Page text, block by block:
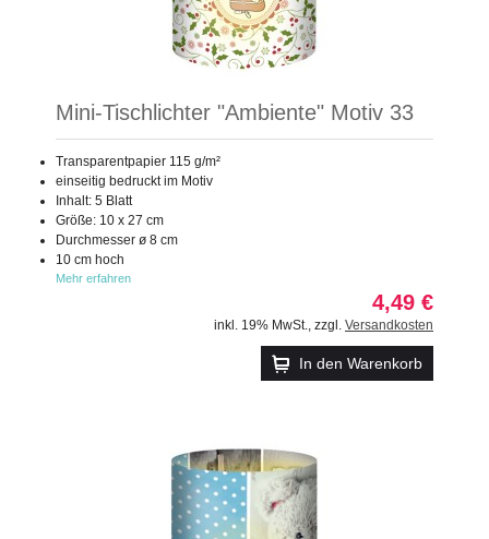
Mini-Tischlichter "Ambiente" Motiv 33
Transparentpapier 115 g/m²
einseitig bedruckt im Motiv
Inhalt: 5 Blatt
Größe: 10 x 27 cm
Durchmesser ø 8 cm
10 cm hoch
Mehr erfahren
4,49 €
inkl. 19% MwSt. zzgl. Versandkosten
In den Warenkorb